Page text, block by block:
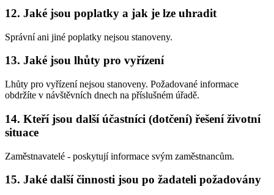
12. Jaké jsou poplatky a jak je lze uhradit
Správní ani jiné poplatky nejsou stanoveny.
13. Jaké jsou lhůty pro vyřízení
Lhůty pro vyřízení nejsou stanoveny. Požadované informace
obdržíte v návštěvních dnech na příslušném úřadě.
14. Kteří jsou další účastníci (dotčení) řešení životní
situace
Zaměstnavatelé - poskytují informace svým zaměstnancům.
15. Jaké další činnosti jsou po žadateli požadovány